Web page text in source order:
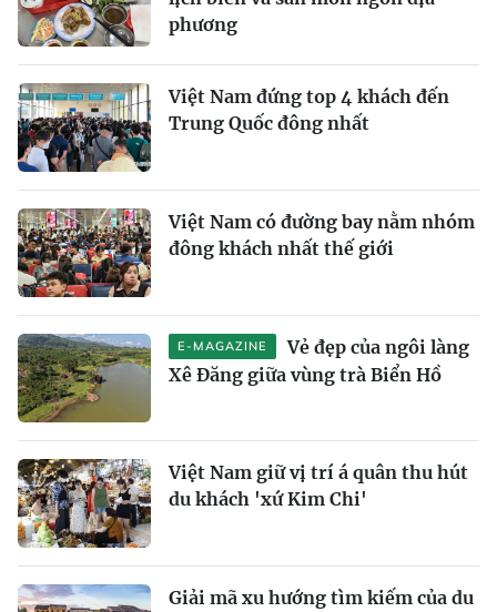
phương
Việt Nam đứng top 4 khách đến
Trung Quốc đông nhất
Việt Nam có đường bay nằm nhóm
đông khách nhất thế giới
E-MAGAZINE
Vẻ đẹp của ngôi làng
Xê Đăng giữa vùng trà Biển Hồ
Việt Nam giữ vị trí á quân thu hút
du khách 'xứ Kim Chi'
Giải mã xu hướng tìm kiếm của du